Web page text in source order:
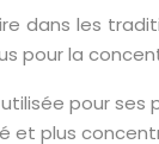
dans les
pour la
pour
et plus